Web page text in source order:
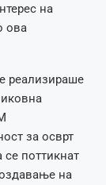
на
ова
реализираше
за осврт
поттикнат
на